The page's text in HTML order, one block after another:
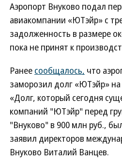
Аэропорт Внуково подал
авиакомпании «ЮТэйр» с
задолженность в размере
пока не принят к
Ранее сообщалось, что
заморозил долг «ЮТэйр»
«Долг, который сегодня
компаний "ЮТэйр" перед
"Внуково" в 900 млн руб.,
заявил директоров
Внуково Виталий Ванцев.